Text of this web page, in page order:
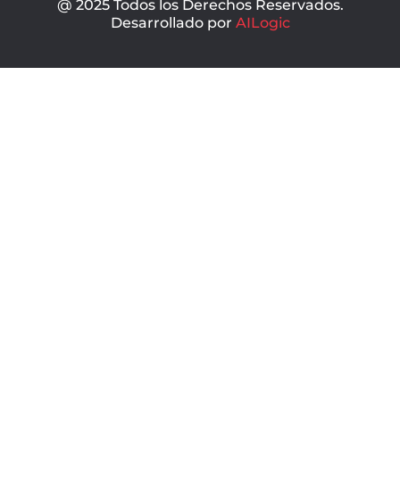
@ 2025 Todos los Derechos Reservados.
Desarrollado por AILogic